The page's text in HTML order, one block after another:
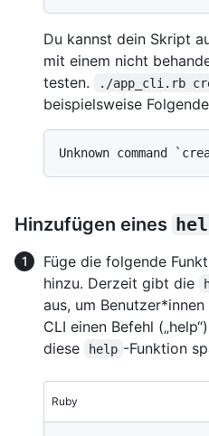
Du kannst dein Skript
mit einem nicht
testen.
./app_cli.rb
beispielsweise
Hinzufügen eines
Füge die folgende
hinzu. Derzeit gibt die
aus, um
CLI einen Befehl
diese
help -Funktion
Ruby